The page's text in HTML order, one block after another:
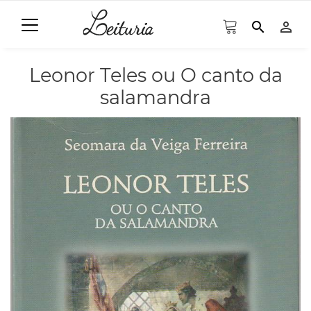
search person_outline
Leonor Teles ou O canto da
salamandra